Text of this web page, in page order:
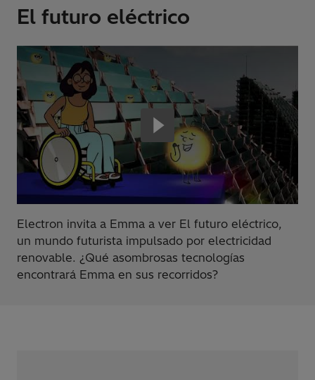
El futuro eléctrico
Electron invita a Emma a ver El futuro eléctrico,
un mundo futurista impulsado por electricidad
renovable. ¿Qué asombrosas tecnologías
encontrará Emma en sus recorridos?